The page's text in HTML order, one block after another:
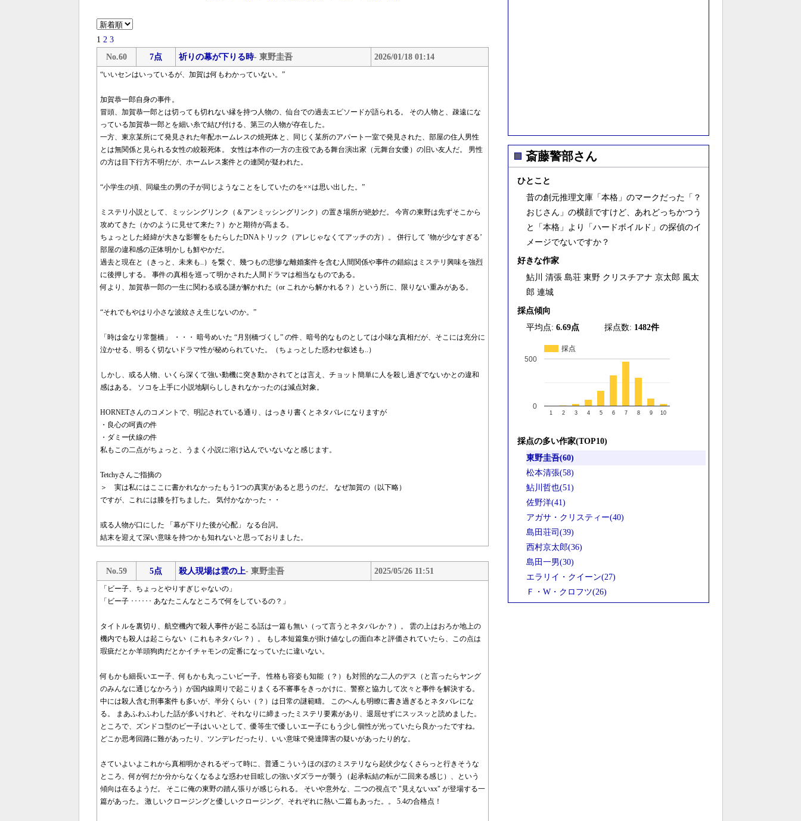
1 2 3
No.60
7点 祈りの幕が下りる時- 東野圭吾 2026/01/18 01:14
“いいセンはいっているが、加賀は何もわかっていない。”
加賀恭一郎自身の事件。
冒頭、加賀恭一郎とは切っても切れない縁を持つ人物の、仙台での過去エピソードが語られる。 その人物と、疎遠にな
っている加賀恭一郎とを細い糸で結び付ける、第三の人物が存在した。
一方、東京某所にて発見された年配ホームレスの焼死体と、同じく某所のアパート一室で発見された、部屋の住人男性
とは無関係と見られる女性の絞殺死体。 女性は本作の一方の主役である舞台演出家（元舞台女優）の旧い友人だ。 男性
の方は目下行方不明だが、ホームレス案件との連関が疑われた。
“小学生の頃、同級生の男の子が同じようなことをしていたのを××は思い出した。”
ミステリ小説として、ミッシングリンク（＆アンミッシングリンク）の置き場所が絶妙だ。 今宵の東野は先ずそこから
攻めてきた（かのように見せて来た？）かと期待が高まる。
ちょっとした経緯が大きな影響をもたらしたDNAトリック（アレじゃなくてアッチの方）。 併行して ’物が少なすぎる’
部屋の違和感の正体明かしも鮮やかだ。
過去と現在と（きっと、未来も..）を繋ぐ、幾つもの悲惨な離婚案件を含む人間関係や事件の錯綜はミステリ興味を強烈
に後押しする。 事件の真相を巡って明かされた人間ドラマは相当なものである。
何より、加賀恭一郎の一生に関わる或る謎が解かれた（or これから解かれる？）という所に、限りない重みがある。
“それでもやはり小さな波紋さえ生じないのか。”
「時は金なり常盤橋」 ・・・ 暗号めいた “月別橋づくし” の件、暗号的なものとしては小味な真相だが、そこには充分に
泣かせる、明るく切ないドラマ性が秘められていた。（ちょっとした惑わせ叙述も..）
しかし、或る人物、いくら深くて強い動機に突き動かされてとは言え、チョット簡単に人を殺し過ぎでないかとの違和
感はある。 ソコを上手に小説地馴らししきれなかったのは減点対象。
HORNETさんのコメントで、明記されている通り、はっきり書くとネタバレになりますが
・良心の呵責の件
・ダミー伏線の件
私もこの二点がちょっと、うまく小説に溶け込んでいないなと感じます。
Tetchyさんご指摘の
＞ 実は私にはここに書かれなかったもう1つの真実があると思うのだ。 なぜ加賀の（以下略）
ですが、これには膝を打ちました。 気付かなかった・・
或る人物が口にした 「幕が下りた後が心配」 なる台詞。
結末を迎えて深い意味を持つかも知れないと思っておりました。
No.59 5点 殺人現場は雲の上- 東野圭吾 2025/05/26 11:51
「ビー子、ちょっとやりすぎじゃないの」
「ビー子 ･･････ あなたこんなところで何をしているの？」
タイトルを裏切り、航空機内で殺人事件が起こる話は一篇も無い（って言うとネタバレか？）。 雲の上はおろか地上の
機内でも殺人は起こらない（これもネタバレ？）。 もし本短篇集が掛け値なしの面白本と評価されていたら、この点は
瑕疵だとか羊頭狗肉だとかイチャモンの定番になっていたに違いない。
何もかも細長いエー子、何もかも丸っこいビー子。 性格も容姿も知能（？）も対照的な二人のデス（と言ったらヤング
のみんなに通じなかろう）が国内線周りで起こりまくる不審事をきっかけに、警察と協力して次々と事件を解決する。
中には殺人含む刑事案件も多いが、半分くらい（？）は日常の謎範疇。 このへんも明瞭に書き過ぎるとネタバレにな
る。 まあふわふわした話が多いけれど、それなりに締まったミステリ要素があり、退屈せずにスッスッと読めました。
ところで、ズンドコ型のビー子はいいとして、優等生で優しいエー子にもう少し個性が光っていたら良かったですね。
どこか思考回路に難があったり、ツンデレだったり、いい意味で発達障害の疑いがあったり的な。
さていよいよこれから真相明かされるぞって時に、普通こういうほのぼのミステリなら起伏少なくさらっと行きそうな
ところ、何が何だか分からなくなるよな惑わせ目眩しの強いダズラーが襲う（起承転結の転が二回来る感じ）、という
傾向は在るようだ。 そこに俺の東野の踏ん張りが感じられる。 そいや意外な、二つの視点で "見えないxx" が登場する一
篇があった。 激しいクロージングと優しいクロージング、それぞれに熱い二篇もあった。。 5.4の合格点！
斎藤警部さん
ひとこと
昔の創元推理文庫「本格」のマークだった「？
おじさん」の横顔ですけど、あれどっちかつう
と「本格」より「ハードボイルド」の探偵のイ
メージでないですか？
好きな作家
鮎川 清張 島荘 東野 クリスチアナ 京太郎 風太
郎 連城
採点傾向
平均点: 6.69点 採点数: 1482件
採点
1 2 3 4 5 6 7 8 9 10
0
500
採点の多い作家(TOP10)
東野圭吾(60)
松本清張(58)
鮎川哲也(51)
佐野洋(41)
アガサ・クリスティー(40)
島田荘司(39)
西村京太郎(36)
島田一男(30)
エラリイ・クイーン(27)
Ｆ・W・クロフツ(26)